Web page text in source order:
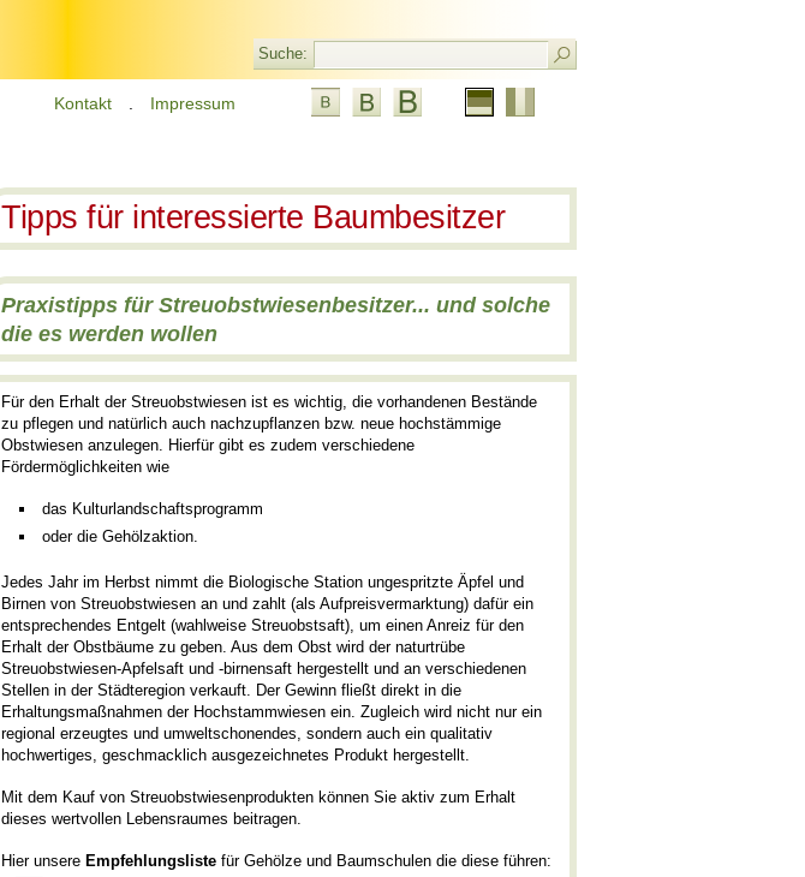
Tipps für interessierte Baumbesitzer
Praxistipps für Streuobstwiesenbesitzer... und solche
die es werden wollen
Für den Erhalt der Streuobstwiesen ist es wichtig, die vorhandenen Bestände
zu pflegen und natürlich auch nachzupflanzen bzw. neue hochstämmige
Obstwiesen anzulegen. Hierfür gibt es zudem verschiedene
Fördermöglichkeiten wie
das Kulturlandschaftsprogramm
oder die Gehölzaktion.
Jedes Jahr im Herbst nimmt die Biologische Station ungespritzte Äpfel und
Birnen von Streuobstwiesen an und zahlt (als Aufpreisvermarktung) dafür ein
entsprechendes Entgelt (wahlweise Streuobstsaft), um einen Anreiz für den
Erhalt der Obstbäume zu geben. Aus dem Obst wird der naturtrübe
Streuobstwiesen-Apfelsaft und -birnensaft hergestellt und an verschiedenen
Stellen in der Städteregion verkauft. Der Gewinn fließt direkt in die
Erhaltungsmaßnahmen der Hochstammwiesen ein. Zugleich wird nicht nur ein
regional erzeugtes und umweltschonendes, sondern auch ein qualitativ
hochwertiges, geschmacklich ausgezeichnetes Produkt hergestellt.
Mit dem Kauf von Streuobstwiesenprodukten können Sie aktiv zum Erhalt
dieses wertvollen Lebensraumes beitragen.
Hier unsere Empfehlungsliste für Gehölze und Baumschulen die diese führen:
Suche:
Kontakt Impressum